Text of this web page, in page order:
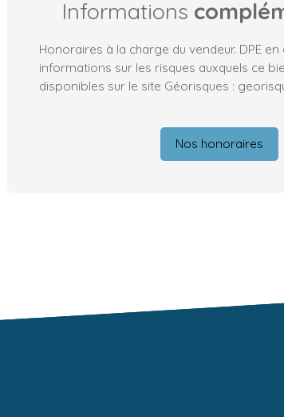
Informations
Honoraires à la charge du vendeur. DPE en
informations sur les risques auxquels ce
disponibles sur le site Géorisques :
Nos honoraires